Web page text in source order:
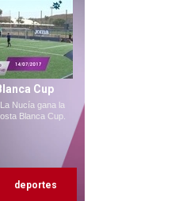
Cup
Nucía gana la
Blanca Cup.
deportes